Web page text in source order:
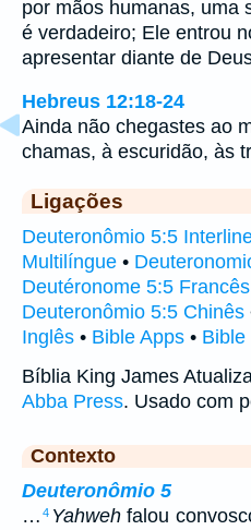
por mãos humanas, uma
é verdadeiro; Ele entrou
apresentar diante de
Hebreus 12:18-24
Ainda não chegastes ao
chamas, à escuridão, às
Ligações
Deuteronômio 5:5
Multilíngue •
Deutéronome 5:5 Francês
Deuteronômio 5:5 Chinês
Inglês • Bible Apps • Bible
Bíblia King James
Abba Press. Usado com
Contexto
Deuteronômio 5
… 4 Yahweh falou